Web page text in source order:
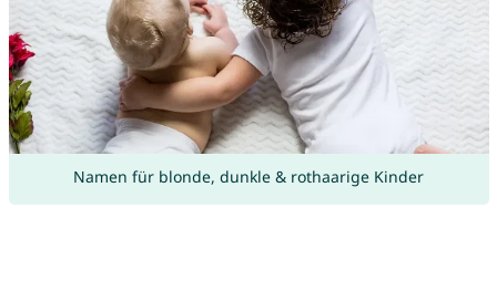
Namen für blonde, dunkle & rothaarige Kinder